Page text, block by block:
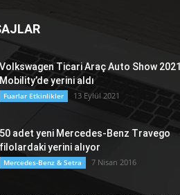
Volkswagen Ticari Araç Auto Show 2021
Mobility’de yerini aldı
Fuarlar Etkinlikler 13 Eylül 2021
50 adet yeni Mercedes-Benz Travego
filolardaki yerini alıyor
Mercedes-Benz & Setra 7 Nisan 2016